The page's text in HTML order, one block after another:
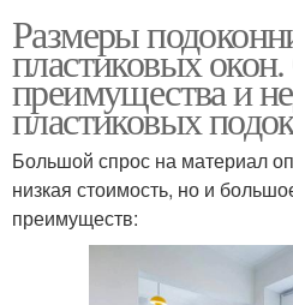
Размеры
пластиковых
преимущества и
пластиковых
Большой спрос на материал
низкая стоимость, но и
преимуществ: